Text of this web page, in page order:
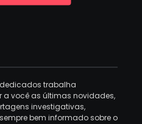
trabalha
a você as últimas novidades,
investigativas,
bem informado sobre o